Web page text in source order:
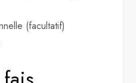
(facultatif)